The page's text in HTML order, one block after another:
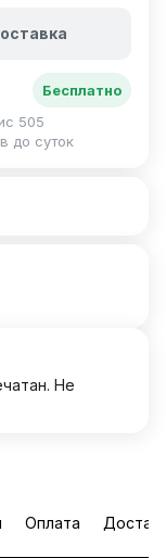
Бесплатно
505
до суток
Не
Оплата